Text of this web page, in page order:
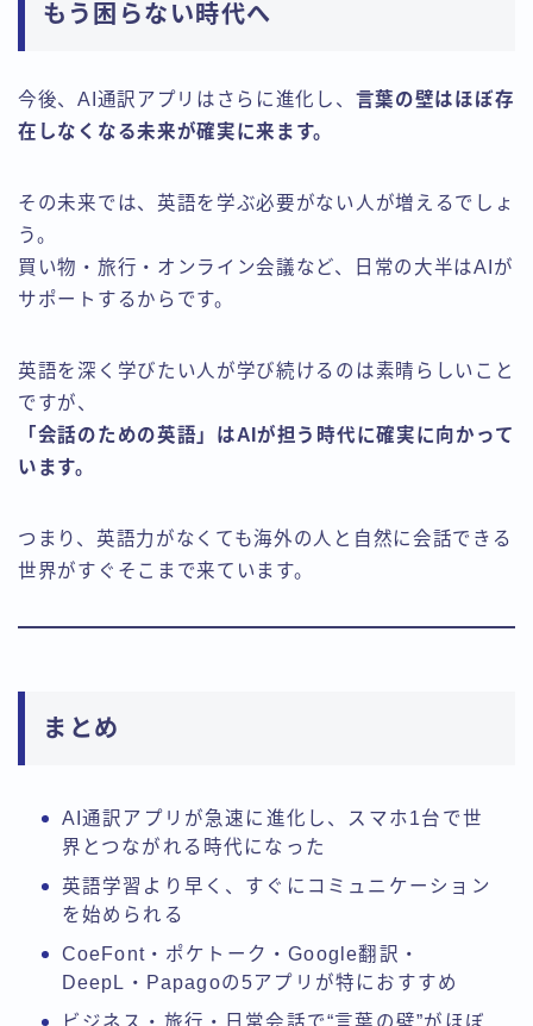
もう困らない時代へ
今後、AI通訳アプリはさらに進化し、 言葉の壁はほぼ存
在しなくなる未来が確実に来ます。
その未来では、英語を学ぶ必要がない人が増えるでしょ
う。
買い物・旅行・オンライン会議など、日常の大半はAIが
サポートするからです。
英語を深く学びたい人が学び続けるのは素晴らしいこと
ですが、
「会話のための英語」はAIが担う時代に確実に向かって
います。
つまり、英語力がなくても海外の人と自然に会話できる
世界がすぐそこまで来ています。
まとめ
AI通訳アプリが急速に進化し、スマホ1台で世
界とつながれる時代になった
英語学習より早く、すぐにコミュニケーション
を始められる
CoeFont・ポケトーク・Google翻訳・
DeepL・Papagoの5アプリが特におすすめ